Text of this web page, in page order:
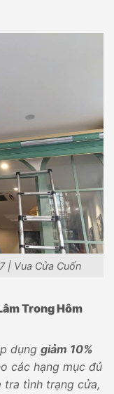
| Vua Cửa Cuốn
Trong Hôm
dụng giảm 10%
các hạng mục đủ
tra tình trạng cửa,